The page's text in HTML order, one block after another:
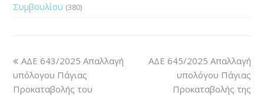
Συμβουλίου (380)
ΑΔΕ 643/2025 Απαλλαγή
υπόλογου Πάγιας
Προκαταβολής του
ΑΔΕ 645/2025 Απαλλαγή
υπολόγου Πάγιας
Προκαταβολής της